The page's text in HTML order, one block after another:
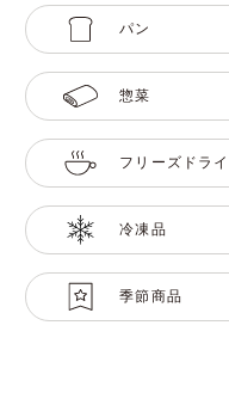
パン
惣菜
フリーズドライ
冷凍品
季節商品